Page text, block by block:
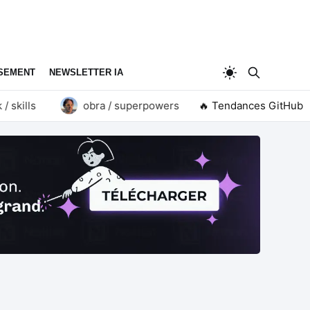
NEWSLETTER IA
obra / superpowers goauthentik /
🔥 Tendances GitHub